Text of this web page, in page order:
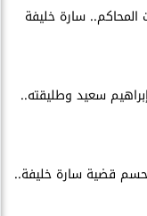
سارة خليفة
سعيد وطليقته..
قضية سارة خليفة..